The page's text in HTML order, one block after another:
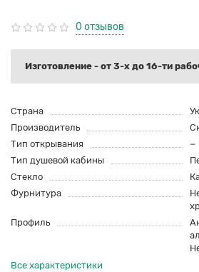
0 отзывов
Изготовление - от 3-х до 16-ти
Страна
Производитель
Тип открывания
−
Тип душевой кабины
Стекло
Фурнитура
Профиль
Все характеристики